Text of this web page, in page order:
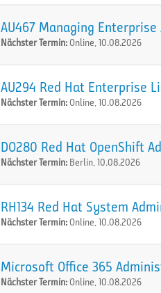
AU467 Managing
Nächster Termin:Online, 10.08.2026
AU294 Red Hat Enterprise
Nächster Termin:Online, 10.08.2026
DO280 Red Hat OpenShift
Nächster Termin: Berlin, 10.08.2026
RH134 Red Hat System
Nächster Termin:Online, 10.08.2026
Microsoft Office 365
Nächster Termin:Online, 10.08.2026